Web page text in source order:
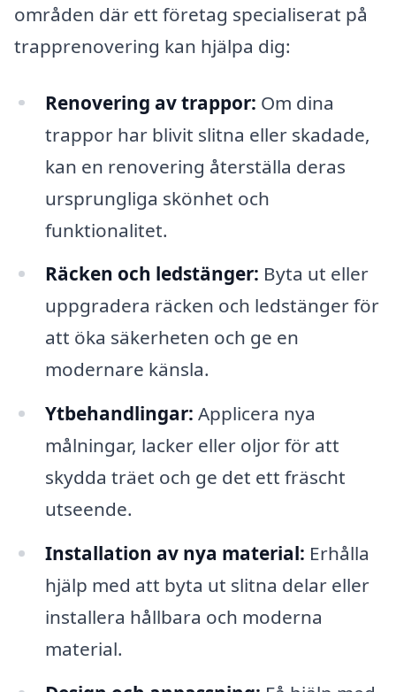
områden där ett företag specialiserat på
trapprenovering kan hjälpa dig:
Renovering av trappor: Om dina
trappor har blivit slitna eller skadade,
kan en renovering återställa deras
ursprungliga skönhet och
funktionalitet.
Räcken och ledstänger: Byta ut eller
uppgradera räcken och ledstänger för
att öka säkerheten och ge en
modernare känsla.
Ytbehandlingar: Applicera nya
målningar, lacker eller oljor för att
skydda träet och ge det ett fräscht
utseende.
Installation av nya material: Erhålla
hjälp med att byta ut slitna delar eller
installera hållbara och moderna
material.